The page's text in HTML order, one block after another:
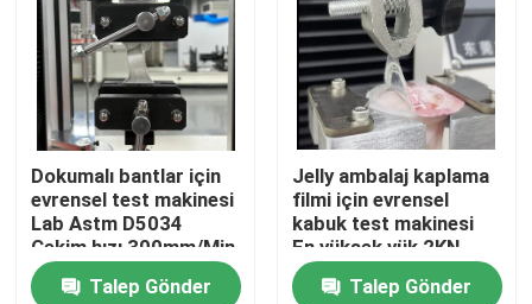
Hakkımızda
Fabrika turu
Kalite kontrol
Bize Ulaşın
Dokumalı bantlar için
evrensel test makinesi
Lab Astm D5034
Çekim hızı 300mm/Min
Talep Gönder
Jelly ambalaj kaplama
filmi için evrensel
kabuk test makinesi
En yüksek yük 2KN
Talep Gönder